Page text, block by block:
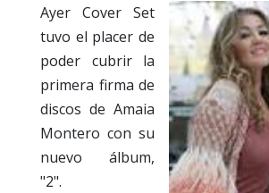
Ayer Cover Set
tuvo el placer de
poder cubrir la
primera firma de
discos de Amaia
Montero con su
nuevo álbum,
"2".